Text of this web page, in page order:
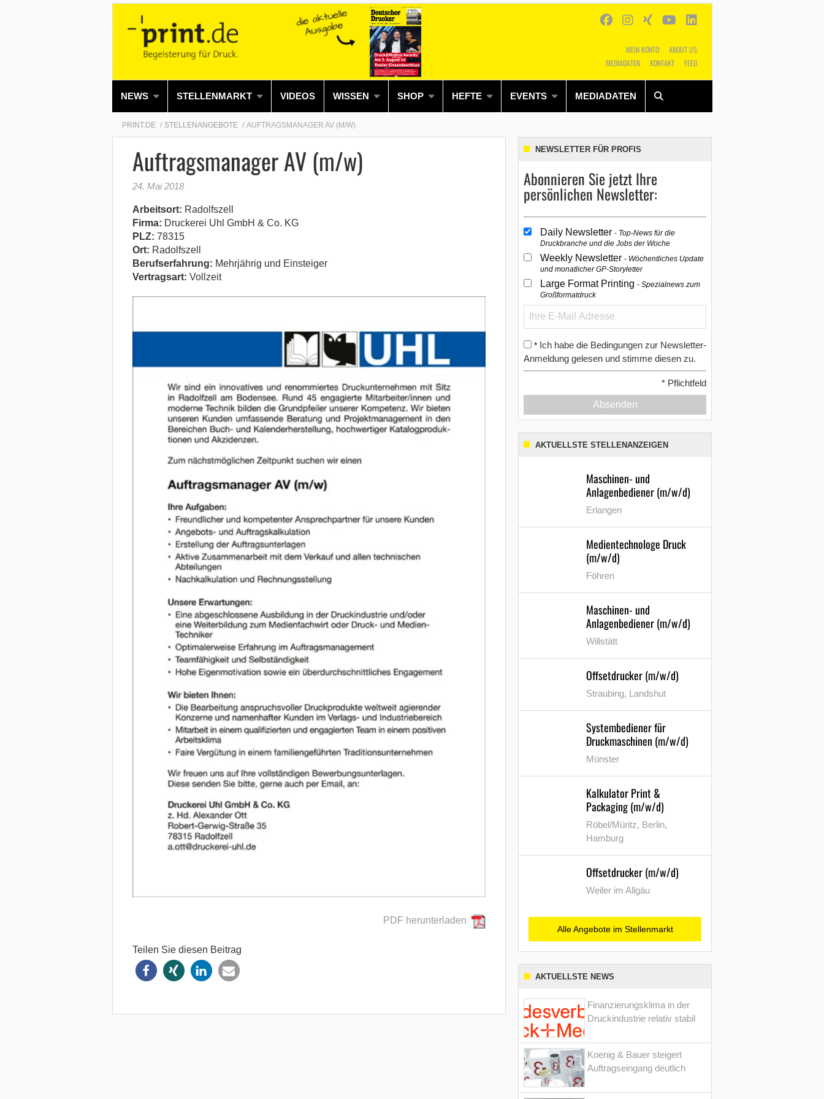
MEIN KONTO
ABOUT US
MEDIADATEN
KONTAKT FEED
NEWS STELLENMARKT VIDEOS WISSEN SHOP HEFTE EVENTS MEDIADATEN
Alles Shop SUCHEN
PRINT.DE STELLENANGEBOTE AUFTRAGSMANAGER AV (M/W)
Auftragsmanager AV (m/w)
24. Mai 2018
Arbeitsort: Radolfszell
Firma: Druckerei Uhl GmbH & Co. KG
PLZ: 78315
Ort: Radolfszell
Berufserfahrung: Mehrjährig und Einsteiger
Vertragsart: Vollzeit
PDF herunterladen
Teilen Sie diesen Beitrag
NEWSLETTER FÜR PROFIS
Abonnieren Sie jetzt Ihre
persönlichen Newsletter:
Daily Newsletter Top-News für die
Druckbranche und die Jobs der Woche
Weekly Newsletter Wöchentliches Update
und monatlicher GP-Storyletter
Large Format Printing Spezialnews zum
Großformatdruck
* Ich habe die Bedingungen zur Newsletter-
Anmeldung gelesen und stimme diesen zu.
* Pflichtfeld
Absenden
AKTUELLSTE STELLENANZEIGEN
Maschinen- und
Anlagenbediener (m/w/d)
Erlangen
Medientechnologe Druck
(m/w/d)
Föhren
Maschinen- und
Anlagenbediener (m/w/d)
Willstätt
Offsetdrucker (m/w/d)
Straubing, Landshut
Systembediener für
Druckmaschinen (m/w/d)
Münster
Kalkulator Print &
Packaging (m/w/d)
Röbel/Müritz, Berlin,
Hamburg
Offsetdrucker (m/w/d)
Weiler im Allgäu
Alle Angebote im Stellenmarkt
AKTUELLSTE NEWS
Finanzierungsklima in der
Druckindustrie relativ stabil
Koenig & Bauer steigert
Auftragseingang deutlich